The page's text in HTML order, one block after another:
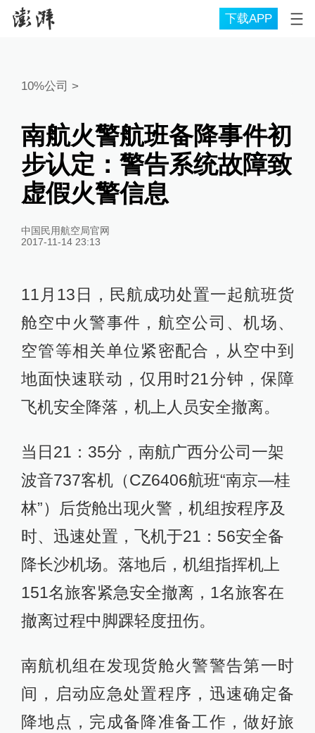
下载APP
10%公司 >
南航火警航班备降事件初
步认定：警告系统故障致
虚假火警信息
中国民用航空局官网
2017-11-14 23:13
11月13日，民航成功处置一起航班货
舱空中火警事件，航空公司、机场、
空管等相关单位紧密配合，从空中到
地面快速联动，仅用时21分钟，保障
飞机安全降落，机上人员安全撤离。
当日21：35分，南航广西分公司一架
波音737客机（CZ6406航班“南京—桂
林”）后货舱出现火警，机组按程序及
时、迅速处置，飞机于21：56安全备
降长沙机场。落地后，机组指挥机上
151名旅客紧急安全撤离，1名旅客在
撤离过程中脚踝轻度扭伤。
南航机组在发现货舱火警警告第一时
间，启动应急处置程序，迅速确定备
降地点，完成备降准备工作，做好旅